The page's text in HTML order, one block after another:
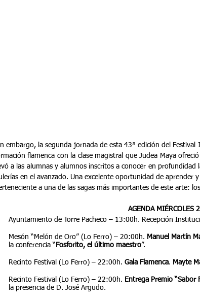
embargo, la segunda jornada de esta 43ª edición del
flamenca con la clase magistral que Judea Maya
a las alumnas y alumnos inscritos a conocer en
en el avanzado. Una excelente oportunidad de aprender
a una de las sagas más importantes de este arte:
AGENDA MIÉRCOLES
Ayuntamiento de Torre Pacheco – 13:00h. Recepción
Mesón “Melón de Oro” (Lo Ferro) – 20:00h. Manuel Martín
la conferencia “ Fosforito, el último maestro”.
Recinto Festival (Lo Ferro) – 22:00h. Gala Flamenca. Mayte
Recinto Festival (Lo Ferro) – 22:00h. Entrega Premio “Sabor
la presencia de D. José Argudo.